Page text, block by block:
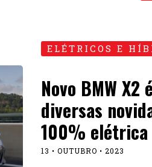
ELÉTRICOS E
Novo BMW X2
diversas
100% elétrica
13 • OUTUBRO • 2023